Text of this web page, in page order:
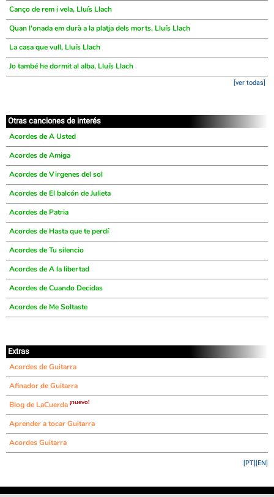
Canço de rem i vela, Lluís Llach
Quan l'onada em durà a la platja dels morts, Lluís Llach
La casa que vull, Lluís Llach
Jo també he dormit al alba, Lluís Llach
[ver todas]
Otras canciones de interés
Acordes de A Usted
Acordes de Amiga
Acordes de Virgenes del sol
Acordes de El balcón de Julieta
Acordes de Patria
Acordes de Hasta que te perdí
Acordes de Tu silencio
Acordes de A la libertad
Acordes de Cuando Decidas
Acordes de Me Soltaste
Extras
Acordes de Guitarra
Afinador de Guitarra
Blog de LaCuerda ¡nuevo!
Aprender a tocar Guitarra
Acordes Guitarra
[EN]
[PT]